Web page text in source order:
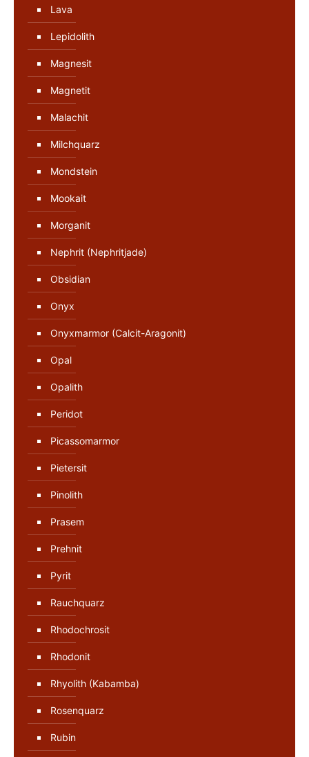
Lava
Lepidolith
Magnesit
Magnetit
Malachit
Milchquarz
Mondstein
Mookait
Morganit
Nephrit (Nephritjade)
Obsidian
Onyx
Onyxmarmor (Calcit-Aragonit)
Opal
Opalith
Peridot
Picassomarmor
Pietersit
Pinolith
Prasem
Prehnit
Pyrit
Rauchquarz
Rhodochrosit
Rhodonit
Rhyolith (Kabamba)
Rosenquarz
Rubin